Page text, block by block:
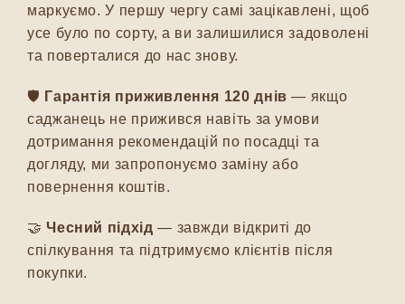
маркуємо. У першу чергу самі зацікавлені, щоб
усе було по сорту, а ви залишилися задоволені
та поверталися до нас знову.
🛡️ Гарантія приживлення 120 днів — якщо
саджанець не прижився навіть за умови
дотримання рекомендацій по посадці та
догляду, ми запропонуємо заміну або
повернення коштів.
🤝Чесний підхід — завжди відкриті до
спілкування та підтримуємо клієнтів після
покупки.